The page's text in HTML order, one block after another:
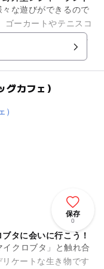
な遊びができるので
ードアイランド」が
カフェ）
保存
0
タに会いに行こう！
イクロブタ」と触れ合
ケートな生き物です